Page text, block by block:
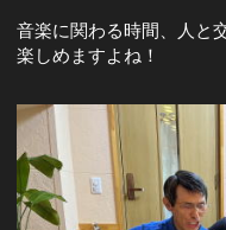
音楽に関わる時間、人と
楽しめますよね！